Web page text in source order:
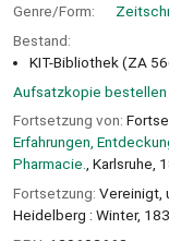
Genre/Form:
Bestand:
KIT-Bibliothek (ZA
Aufsatzkopie bestellen
Fortsetzung von:
Erfahrungen,
Pharmacie., Karlsruhe,
Fortsetzung: Vereinigt,
Heidelberg : Winter,